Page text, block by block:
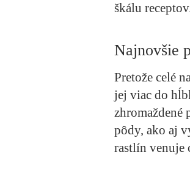
škálu
Najnovšie
Pretože celé
jej viac do
zhromaždené
pôdy, ako aj
rastlín venuje